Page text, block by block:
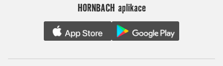
HORNBACH aplikace